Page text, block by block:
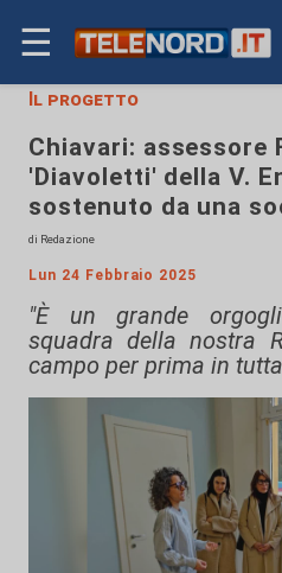
☰
Il progetto
Chiavari: assessore
'Diavoletti' della V.
sostenuto da una
di Redazione
Lun 24 Febbraio 2025
"È un grande
squadra della nostra
campo per prima in